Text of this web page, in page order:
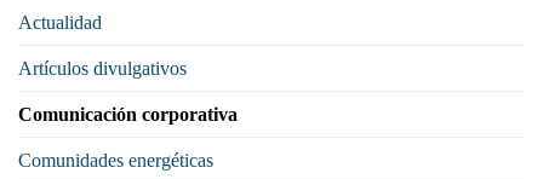
Actualidad
Artículos divulgativos
Comunicación corporativa
Comunidades energéticas